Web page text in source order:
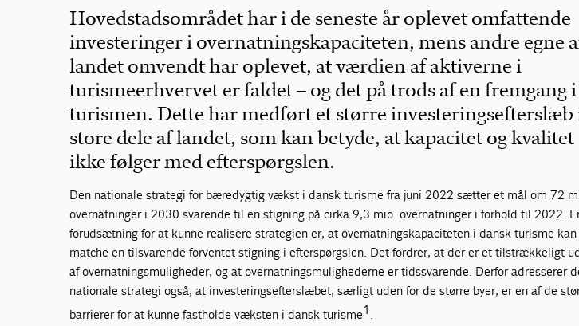
Hovedstadsområdet har i de seneste år oplevet omfattende
investeringer i overnatningskapaciteten, mens andre egne
landet omvendt har oplevet, at værdien af aktiverne i
turismeerhvervet er faldet – og det på trods af en fremgang i
turismen. Dette har medført et større investeringsefterslæb
store dele af landet, som kan betyde, at kapacitet og kvalitet
ikke følger med efterspørgslen.
Den nationale strategi for bæredygtig vækst i dansk turisme fra juni 2022 sætter et mål om 72
overnatninger i 2030 svarende til en stigning på cirka 9,3 mio. overnatninger i forhold til 2022.
forudsætning for at kunne realisere strategien er, at overnatningskapaciteten i dansk turisme kan
matche en tilsvarende forventet stigning i efterspørgslen. Det fordrer, at der er et tilstrækkeligt
af overnatningsmuligheder, og at overnatningsmulighederne er tidssvarende. Derfor adresserer
nationale strategi også, at investeringsefterslæbet, særligt uden for de større byer, er en af de
barrierer for at kunne fastholde væksten i dansk turisme1 .